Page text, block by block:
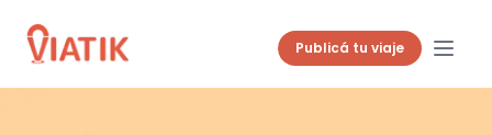
Publicá tu viaje